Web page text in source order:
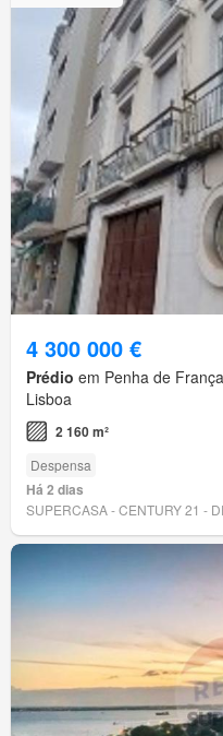
4 300 000 €
Prédio em Penha de
Lisboa
2 160 m²
Despensa
Há 2 dias
SUPERCASA - CENTURY 21 -